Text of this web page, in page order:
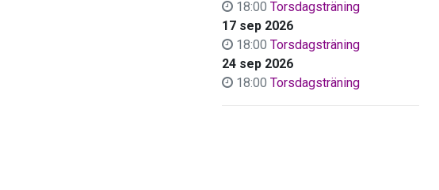
18:00 Torsdagsträning
17 sep 2026
18:00 Torsdagsträning
24 sep 2026
18:00 Torsdagsträning